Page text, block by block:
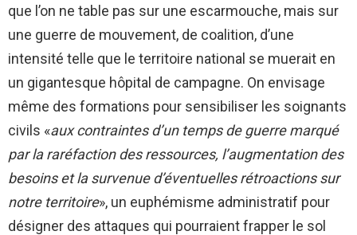
que l’on ne table pas sur une escarmouche, mais sur
une guerre de mouvement, de coalition, d’une
intensité telle que le territoire national se muerait en
un gigantesque hôpital de campagne. On envisage
même des formations pour sensibiliser les soignants
civils «aux contraintes d’un temps de guerre marqué
par la raréfaction des ressources, l’augmentation des
besoins et la survenue d’éventuelles rétroactions sur
notre territoire», un euphémisme administratif pour
désigner des attaques qui pourraient frapper le sol